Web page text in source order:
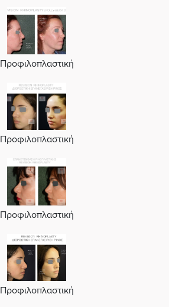
Προφιλοπλαστική
Προφιλοπλαστική
Προφιλοπλαστική
Προφιλοπλαστική